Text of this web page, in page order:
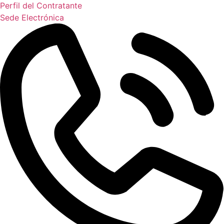
Perfil del Contratante
Sede Electrónica